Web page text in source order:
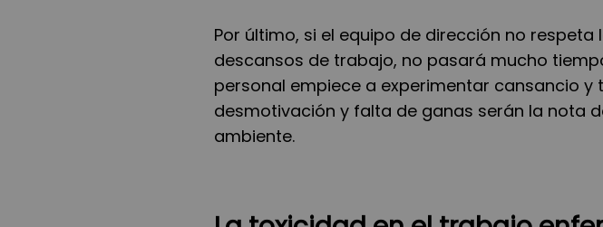
Por último, si el equipo de dirección no respeta
descansos de trabajo, no pasará mucho
personal empiece a experimentar cansancio y
desmotivación y falta de ganas serán la nota
ambiente.